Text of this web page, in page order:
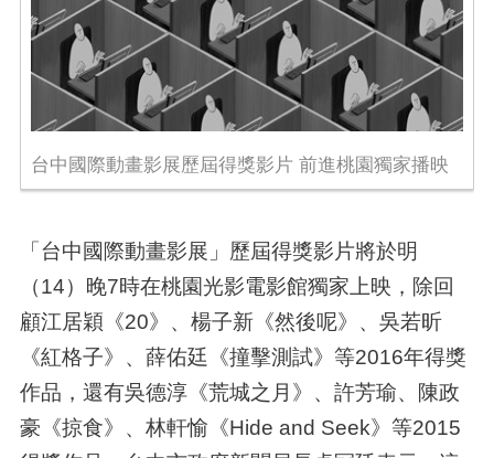
台中國際動畫影展歷屆得獎影片 前進桃園獨家播映
「台中國際動畫影展」歷屆得獎影片將於明
（14）晚7時在桃園光影電影館獨家上映，除回
顧江居穎《20》、楊子新《然後呢》、吳若昕
《紅格子》、薛佑廷《撞擊測試》等2016年得獎
作品，還有吳德淳《荒城之月》、許芳瑜、陳政
豪《掠食》、林軒愉《Hide and Seek》等2015